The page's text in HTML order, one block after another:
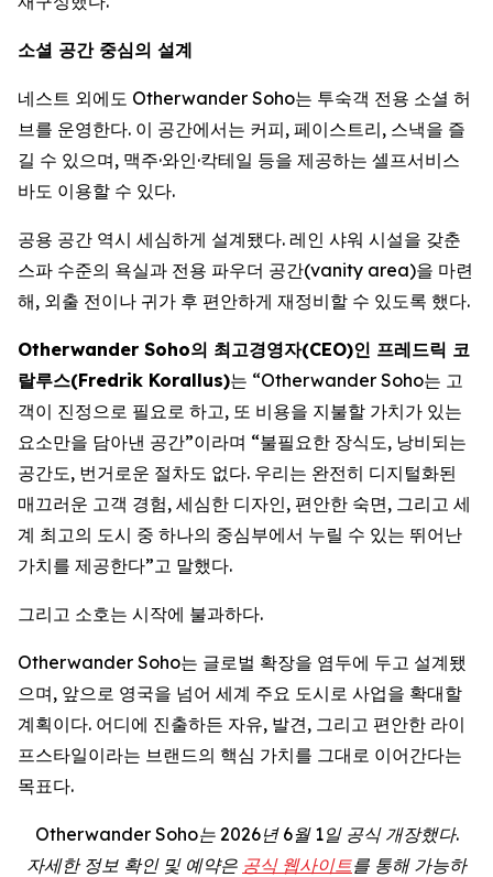
소셜 공간 중심의 설계
네스트 외에도 Otherwander Soho는 투숙객 전용 소셜 허
브를 운영한다. 이 공간에서는 커피, 페이스트리, 스낵을 즐
길 수 있으며, 맥주·와인·칵테일 등을 제공하는 셀프서비스
바도 이용할 수 있다.
공용 공간 역시 세심하게 설계됐다. 레인 샤워 시설을 갖춘
스파 수준의 욕실과 전용 파우더 공간(vanity area)을 마련
해, 외출 전이나 귀가 후 편안하게 재정비할 수 있도록 했다.
Otherwander Soho의 최고경영자(CEO)인 프레드릭 코
랄루스(Fredrik Korallus)는 “Otherwander Soho는 고
객이 진정으로 필요로 하고, 또 비용을 지불할 가치가 있는
요소만을 담아낸 공간”이라며 “불필요한 장식도, 낭비되는
공간도, 번거로운 절차도 없다. 우리는 완전히 디지털화된
매끄러운 고객 경험, 세심한 디자인, 편안한 숙면, 그리고 세
계 최고의 도시 중 하나의 중심부에서 누릴 수 있는 뛰어난
가치를 제공한다”고 말했다.
그리고 소호는 시작에 불과하다.
Otherwander Soho는 글로벌 확장을 염두에 두고 설계됐
으며, 앞으로 영국을 넘어 세계 주요 도시로 사업을 확대할
계획이다. 어디에 진출하든 자유, 발견, 그리고 편안한 라이
프스타일이라는 브랜드의 핵심 가치를 그대로 이어간다는
목표다.
Otherwander Soho는 2026년 6월 1일 공식 개장했다.
자세한 정보 확인 및 예약은 공식 웹사이트를 통해 가능하